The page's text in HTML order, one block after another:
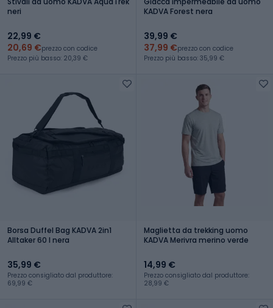
neri
22,99 €
20,69 €prezzo con codice
Prezzo più basso: 20,39 €
KADVA Forest nera
39,99 €
37,99 €prezzo con codice
Prezzo più basso: 35,99 €
Borsa Duffel Bag KADVA 2in1
Alltaker 60 l nera
35,99 €
Prezzo consigliato dal produttore:
69,99 €
Maglietta da trekking uomo
KADVA Merivra merino verde
14,99 €
Prezzo consigliato dal produttore:
28,99 €